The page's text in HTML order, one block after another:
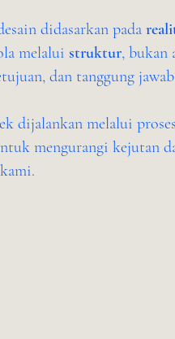
didasarkan pada
melalui struktur, bukan
dan tanggung
dijalankan melalui proses
mengurangi kejutan